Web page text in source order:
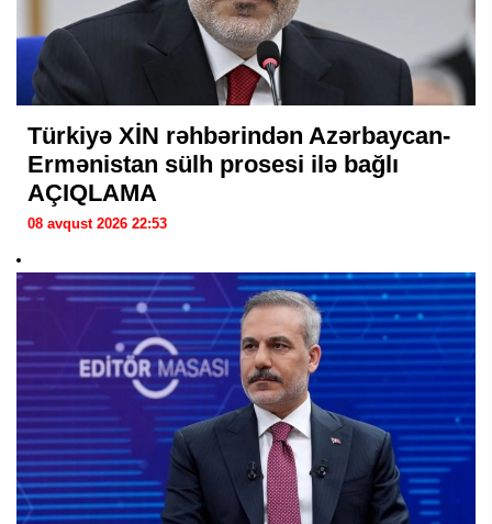
Türkiyə XİN rəhbərindən Azərbaycan-
Ermənistan sülh prosesi ilə bağlı
AÇIQLAMA
08 avqust 2026 22:53